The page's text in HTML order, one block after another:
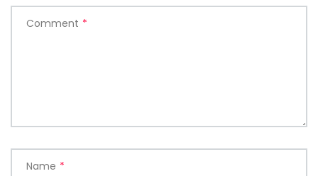
Comment *
Name *